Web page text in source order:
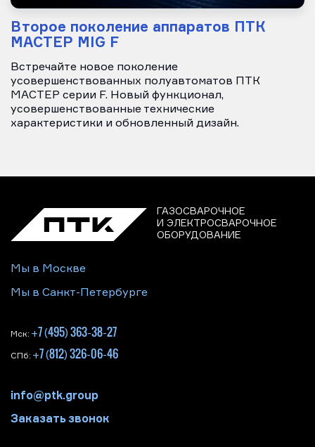
Второе поколение аппаратов ПТК
МАСТЕР MIG F
Встречайте новое поколение
усовершенствованных полуавтоматов ПТК
МАСТЕР серии F. Новый функционал,
усовершенствованные технические
характеристики и обновленный дизайн.
ГАЗОСВАРОЧНОЕ
И ЭЛЕКТРОСВАРОЧНОЕ
ОБОРУДОВАНИЕ
Мы в Москве
Мы в Санкт-Петербурге
Мск: +7 (495) 363-38-27
СПб: +7 (812) 326-06-46
info@ptk.group
Заказать звонок